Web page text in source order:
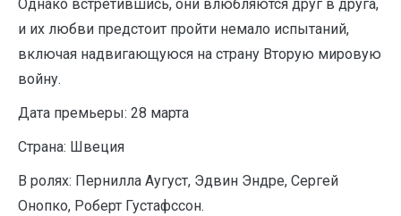
Однако встретившись, они влюбляются друг в друга,
и их любви предстоит пройти немало испытаний,
включая надвигающуюся на страну Вторую мировую
войну.
Дата премьеры: 28 марта
Страна: Швеция
В ролях: Пернилла Аугуст, Эдвин Эндре, Сергей
Онопко, Роберт Густафссон.